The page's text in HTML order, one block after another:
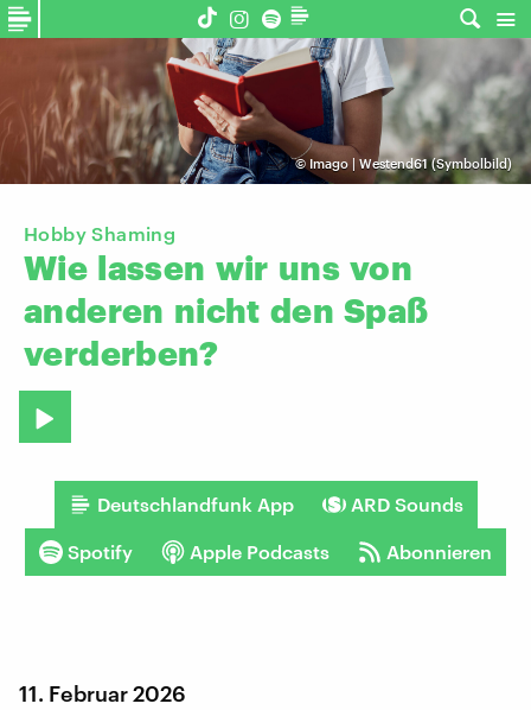
© Imago | Westend61 (Symbolbild)
Hobby Shaming
Wie lassen wir uns von
anderen nicht den Spaß
verderben?
Deutschlandfunk App ARD Sounds
Spotify Apple Podcasts Abonnieren
11. Februar 2026